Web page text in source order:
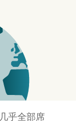
乎全部席